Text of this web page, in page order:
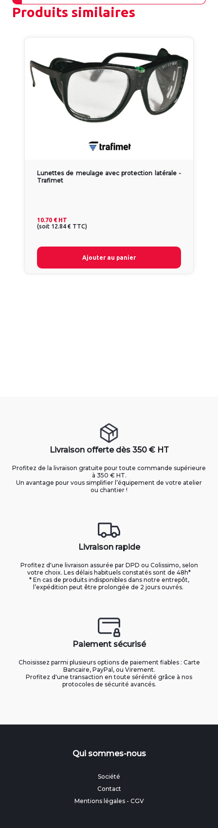
Produits similaires
Lunettes de meulage avec protection latérale -
Trafimet
10.70 € HT
(soit 12.84 € TTC)
Ajouter au panier
Livraison offerte dès 350 € HT
Profitez de la livraison gratuite pour toute commande supérieure
à 350 € HT.
Un avantage pour vous simplifier l’équipement de votre atelier
ou chantier !
Livraison rapide
Profitez d'une livraison assurée par DPD ou Colissimo, selon
votre choix. Les délais habituels constatés sont de 48h*
* En cas de produits indisponibles dans notre entrepôt,
l’expédition peut être prolongée de 2 jours ouvrés.
Paiement sécurisé
Choisissez parmi plusieurs options de paiement fiables : Carte
Bancaire, PayPal, ou Virement.
Profitez d'une transaction en toute sérénité grâce à nos
protocoles de sécurité avancés.
Qui sommes-nous
Société
Contact
Mentions légales- CGV